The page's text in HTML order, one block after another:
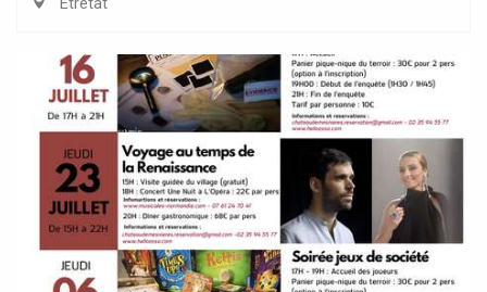
Étretat